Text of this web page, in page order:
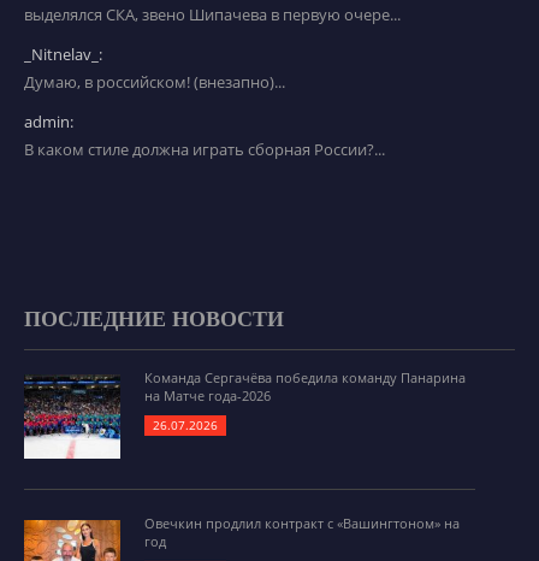
выделялся СКА, звено Шипачева в первую очере...
_Nitnelav_:
Думаю, в российском! (внезапно)...
admin:
В каком стиле должна играть сборная России?...
ПОСЛЕДНИЕ НОВОСТИ
Команда Сергачёва победила команду Панарина
на Матче года-2026
26.07.2026
Овечкин продлил контракт с «Вашингтоном» на
год